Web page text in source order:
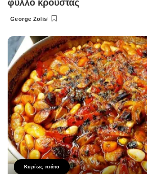
φύλλο κρούστας
Posted
George Zolis
Κυρίως πιάτο